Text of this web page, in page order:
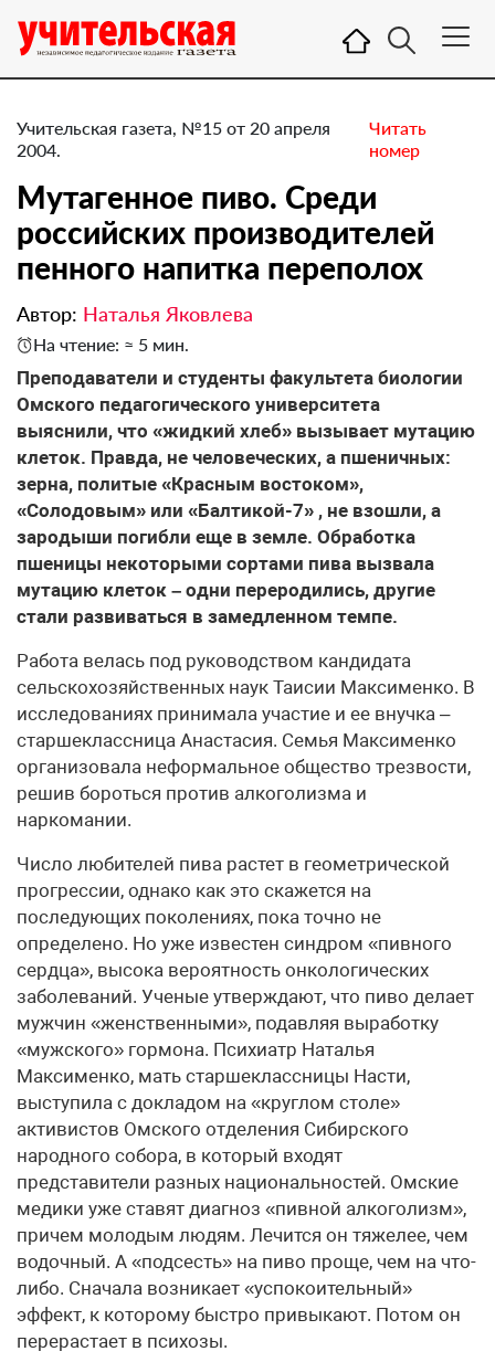
Учительская газета, №15 от 20 апреля
2004.
Читать
номер
Мутагенное пиво. Среди
российских производителей
пенного напитка переполох
Автор: Наталья Яковлева
На чтение: ≈ 5 мин.
Преподаватели и студенты факультета биологии
Омского педагогического университета
выяснили, что «жидкий хлеб» вызывает мутацию
клеток. Правда, не человеческих, а пшеничных:
зерна, политые «Красным востоком»,
«Солодовым» или «Балтикой-7» , не взошли, а
зародыши погибли еще в земле. Обработка
пшеницы некоторыми сортами пива вызвала
мутацию клеток – одни переродились, другие
стали развиваться в замедленном темпе.
Работа велась под руководством кандидата
сельскохозяйственных наук Таисии Максименко. В
исследованиях принимала участие и ее внучка –
старшеклассница Анастасия. Семья Максименко
организовала неформальное общество трезвости,
решив бороться против алкоголизма и
наркомании.
Число любителей пива растет в геометрической
прогрессии, однако как это скажется на
последующих поколениях, пока точно не
определено. Но уже известен синдром «пивного
сердца», высока вероятность онкологических
заболеваний. Ученые утверждают, что пиво делает
мужчин «женственными», подавляя выработку
«мужского» гормона. Психиатр Наталья
Максименко, мать старшеклассницы Насти,
выступила с докладом на «круглом столе»
активистов Омского отделения Сибирского
народного собора, в который входят
представители разных национальностей. Омские
медики уже ставят диагноз «пивной алкоголизм»,
причем молодым людям. Лечится он тяжелее, чем
водочный. А «подсесть» на пиво проще, чем на что-
либо. Сначала возникает «успокоительный»
эффект, к которому быстро привыкают. Потом он
перерастает в психозы.